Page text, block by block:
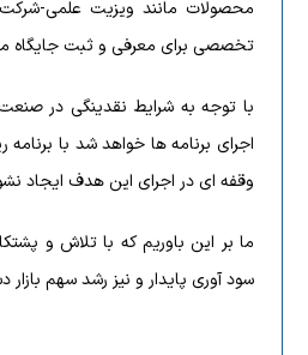
محصولات مانند ویزیت علمی-
تخصصی برای معرفی و ثبت جایگاه
با توجه به شرایط نقدینگی در
اجرای برنامه ها خواهد شد با
وقفه ای در اجرای این هدف ایجاد
ما بر این باوریم که با تلاش و
سود آوری پایدار و نیز رشد سهم